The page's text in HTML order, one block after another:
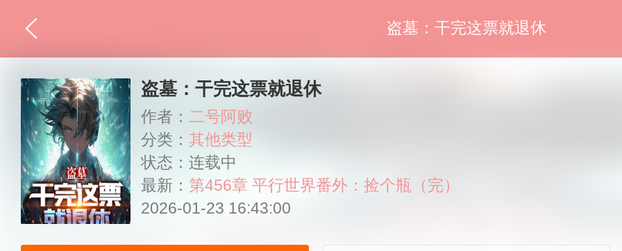
盗墓：干完这票就退休
盗墓：干完这票就退休
作者： 二号阿败
分类： 其他类型
状态：连载中
最新： 第456章 平行世界番外：捡个瓶（完）
2026-01-23 16:43:00